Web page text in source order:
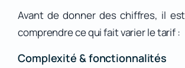
Avant de donner des chiffres, il
comprendre ce qui fait varier le tarif :
Complexité & fonctionnalités